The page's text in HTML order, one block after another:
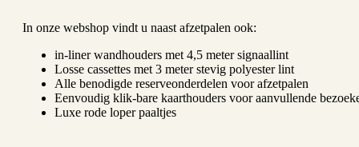
In onze webshop vindt u naast afzetpalen ook:
in-liner wandhouders met 4,5 meter signaallint
Losse cassettes met 3 meter stevig polyester lint
Alle benodigde reserveonderdelen voor afzetpalen
Eenvoudig klik-bare kaarthouders voor aanvullende
Luxe rode loper paaltjes